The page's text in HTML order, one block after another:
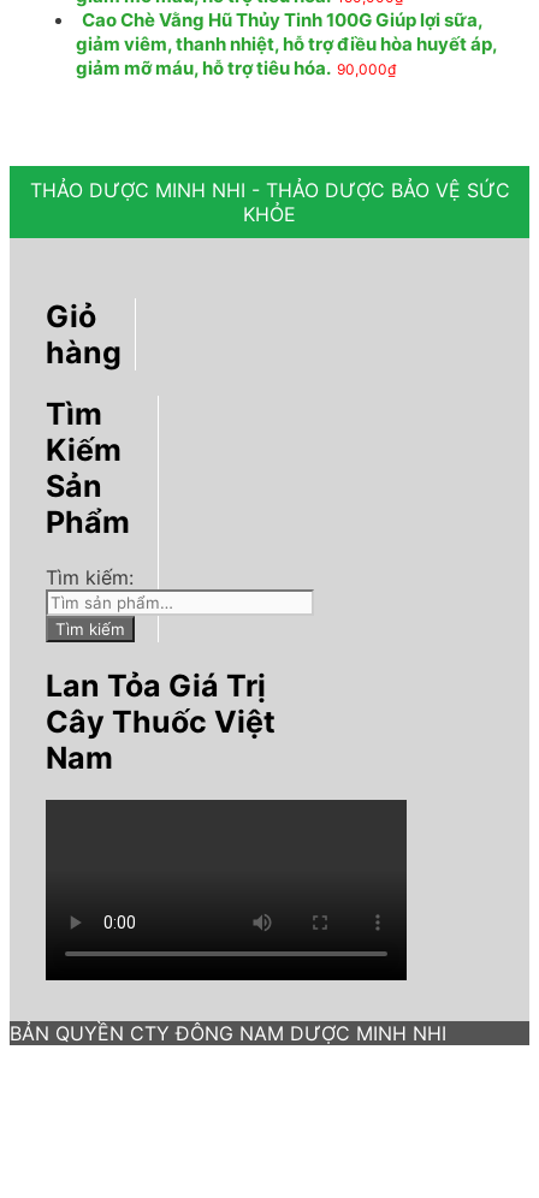
Cao Chè Vằng Hũ Thủy Tinh 100G Giúp lợi sữa,
giảm viêm, thanh nhiệt, hỗ trợ điều hòa huyết áp,
giảm mỡ máu, hỗ trợ tiêu hóa. 90,000₫
THẢO DƯỢC MINH NHI - THẢO DƯỢC BẢO VỆ SỨC
KHỎE
Giỏ
hàng
Tìm
Kiếm
Sản
Phẩm
Tìm kiếm:
Tìm kiếm
Lan Tỏa Giá Trị
Cây Thuốc Việt
Nam
BẢN QUYỀN CTY ĐÔNG NAM DƯỢC MINH NHI